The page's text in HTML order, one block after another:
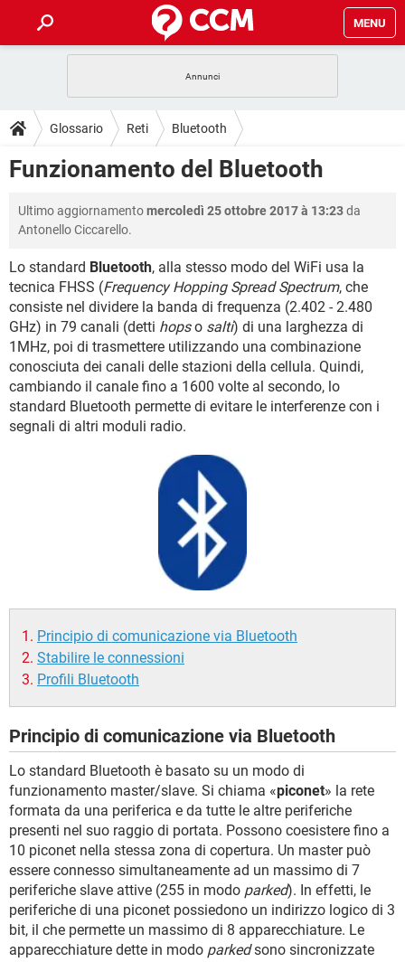
MENU
INTRATTENIMENTO ANDROID
iOS WINDOWS 10
TIKTOK
GUIDE
COVID-19 GAMING
INTRATTENIMENTO ANDROID
iOS WINDOWS 10
TIKTOK FACEBOOK
HARDWARE
DOWNLOAD
INTRATTENIMENTO
INSTAGRAM WHATSAPP
TIKTOK FACEBOOK
HARDWARE
FORUM
INTRATTENIMENTO ANDROID
iOS WINDOWS 10
INSTAGRAM WHATSAPP
TIKTOK FACEBOOK
HARDWARE
COVID-19 GAMING
INTRATTENIMENTO ANDROID
iOS WINDOWS 10
INSTAGRAM WHATSAPP
TIKTOK FACEBOOK
Glossario Reti Bluetooth
Funzionamento del Bluetooth
Ultimo aggiornamentomercoledì 25 ottobre 2017 à 13:23da
Antonello Ciccarello.
Lo standard Bluetooth, alla stesso modo del WiFi usa la
tecnica FHSS (Frequency Hopping Spread Spectrum, che
consiste nel dividere la banda di frequenza (2.402 - 2.480
GHz) in 79 canali (detti hopso salti) di una larghezza di
1MHz, poi di trasmettere utilizzando una combinazione
conosciuta dei canali delle stazioni della cellula. Quindi,
cambiando il canale fino a 1600 volte al secondo, lo
standard Bluetooth permette di evitare le interferenze con i
segnali di altri moduli radio.
Principio di comunicazione via Bluetooth
Stabilire le connessioni
Profili Bluetooth
Principio di comunicazione via Bluetooth
Lo standard Bluetooth è basato su un modo di
funzionamento master/slave. Si chiama «piconet» la rete
formata da una periferica e da tutte le altre periferiche
presenti nel suo raggio di portata. Possono coesistere fino a
10 piconet nella stessa zona di copertura. Un master può
essere connesso simultaneamente ad un massimo di 7
periferiche slave attive (255 in modo parked). In effetti, le
periferiche di una piconet possiedono un indirizzo logico di 3
bit, il che permette un massimo di 8 apparecchiature. Le
apparecchiature dette in modo parkedsono sincronizzate